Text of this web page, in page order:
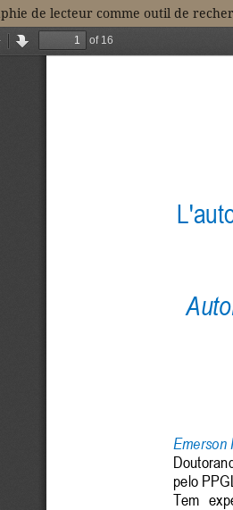
de lecteur comme outil de